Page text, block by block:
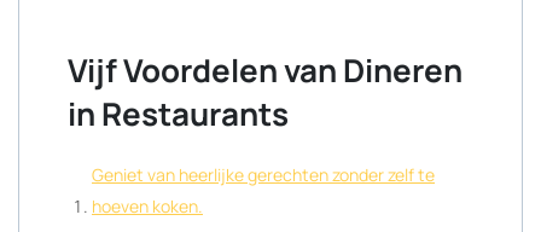
Vijf Voordelen van Dineren
in Restaurants
Geniet van heerlijke gerechten zonder zelf te
hoeven koken.